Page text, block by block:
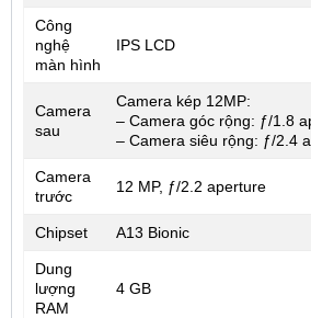
Công
nghệ
màn hình
IPS LCD
Camera
sau
Camera kép 12MP:
– Camera góc rộng: ƒ/1.8
– Camera siêu rộng: ƒ/2.4
Camera
trước
12 MP, ƒ/2.2 aperture
Chipset A13 Bionic
Dung
lượng
RAM
4 GB